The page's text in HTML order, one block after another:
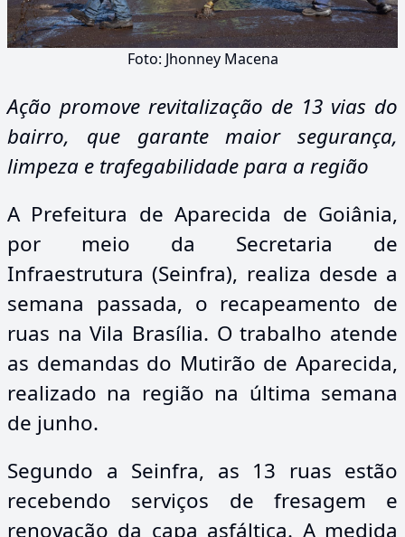
Foto: Jhonney Macena
Ação promove revitalização de 13 vias do
bairro, que garante maior segurança,
limpeza e trafegabilidade para a região
A Prefeitura de Aparecida de Goiânia,
por meio da Secretaria de
Infraestrutura (Seinfra), realiza desde a
semana passada, o recapeamento de
ruas na Vila Brasília. O trabalho atende
as demandas do Mutirão de Aparecida,
realizado na região na última semana
de junho.
Segundo a Seinfra, as 13 ruas estão
recebendo serviços de fresagem e
renovação da capa asfáltica. A medida